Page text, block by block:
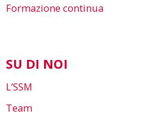
Formazione continua
SU DI NOI
L’SSM
Team